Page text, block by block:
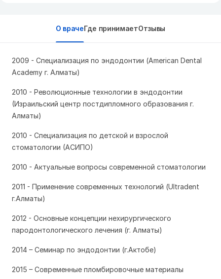
О врачеГде принимаетОтзывы
2009 - Специализация по эндодонтии (American Dental
Academy г. Алматы)
2010 - Революционные технологии в эндодонтии
(Израильский центр постдипломного образования г.
Алматы)
2010 - Специализация по детской и взрослой
стоматологии (АСИПО)
2010 - Актуальные вопросы современной стоматологии
2011 - Применение современных технологий (Ultradent
г.Алматы)
2012 - Основные концепции нехирургического
пародонтологического лечения (г. Алматы)
2014 – Семинар по эндодонтии (г.Актобе)
2015 – Современные пломбировочные материалы